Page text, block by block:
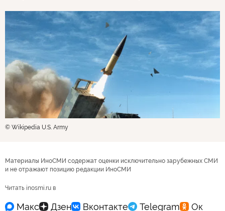
© Wikipedia U.S. Army
Материалы ИноСМИ содержат оценки исключительно зарубежных СМИ
и не отражают позицию редакции ИноСМИ
Читать inosmi.ru в